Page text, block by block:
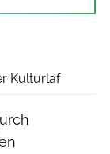
Kulturlaf